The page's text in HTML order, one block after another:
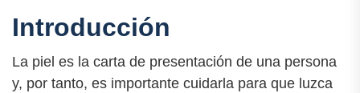
Introducción
La piel es la carta de presentación de una persona
y, por tanto, es importante cuidarla para que luzca